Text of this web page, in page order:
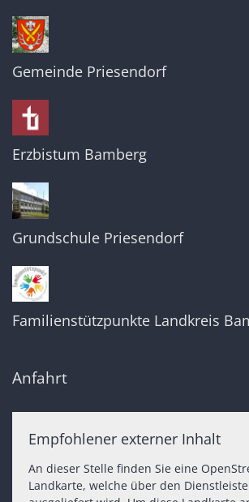
Gemeinde Priesendorf
Erzbistum Bamberg
Grundschule Priesendorf
Familienstützpunkte Landkreis
Anfahrt
Empfohlener externer Inhalt
An dieser Stelle finden Sie eine
Landkarte, welche über den